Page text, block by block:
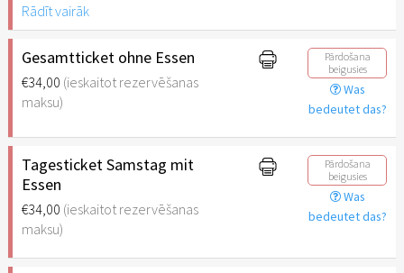
Rādīt vairāk
Gesamtticket ohne Essen
€34,00 (ieskaitot rezervēšanas
maksu)
Pārdošana
beigusies
Was
bedeutet das?
Tagesticket Samstag mit
Essen
€34,00 (ieskaitot rezervēšanas
maksu)
Pārdošana
beigusies
Was
bedeutet das?